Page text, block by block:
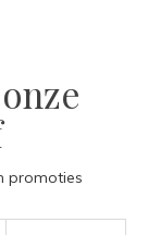
promoties